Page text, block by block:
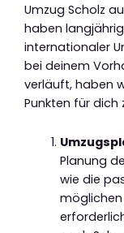
Umzug Scholz
haben
internationaler
bei deinem
verläuft, haben
Punkten für
Planung
wie die